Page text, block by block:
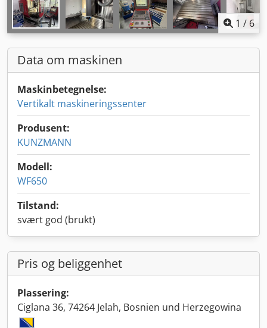
1 / 6
Data om maskinen
Maskinbetegnelse:
Vertikalt maskineringssenter
Produsent:
KUNZMANN
Modell:
WF650
Tilstand:
svært god (brukt)
Pris og beliggenhet
Plassering:
Ciglana 36, 74264 Jelah, Bosnien und Herzegowina